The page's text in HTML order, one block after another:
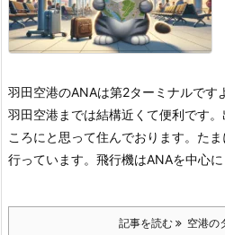
羽田空港のANAは第2ターミナルです
羽田空港までは結構近くて便利です
ころにと思って住んでおります。た
行っています。 飛行機はANAを中心
記事を読む 空港の